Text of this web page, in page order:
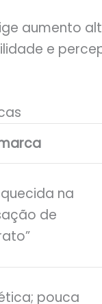
aumento
e
na
de
pouca